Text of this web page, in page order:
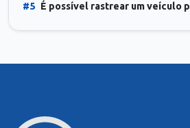
#5 É possível rastrear um veículo